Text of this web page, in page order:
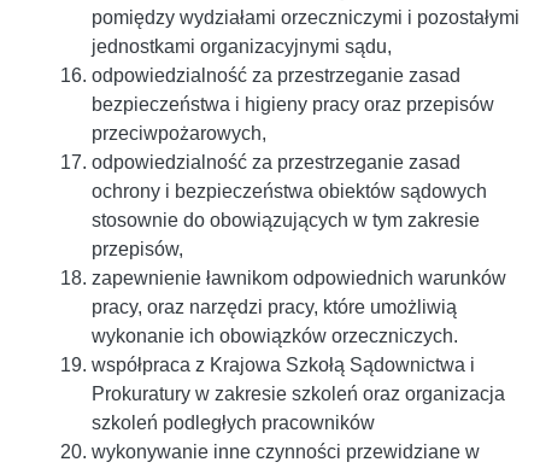
pomiędzy wydziałami orzeczniczymi i pozostałymi
jednostkami organizacyjnymi sądu,
odpowiedzialność za przestrzeganie zasad
bezpieczeństwa i higieny pracy oraz przepisów
przeciwpożarowych,
odpowiedzialność za przestrzeganie zasad
ochrony i bezpieczeństwa obiektów sądowych
stosownie do obowiązujących w tym zakresie
przepisów,
zapewnienie ławnikom odpowiednich warunków
pracy, oraz narzędzi pracy, które umożliwią
wykonanie ich obowiązków orzeczniczych.
współpraca z Krajowa Szkołą Sądownictwa i
Prokuratury w zakresie szkoleń oraz organizacja
szkoleń podległych pracowników
wykonywanie inne czynności przewidziane w